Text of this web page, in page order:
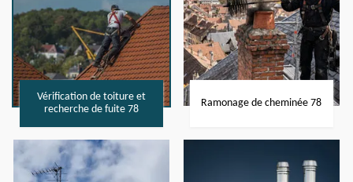
Vérification de toiture et
recherche de fuite 78
Ramonage de cheminée 78